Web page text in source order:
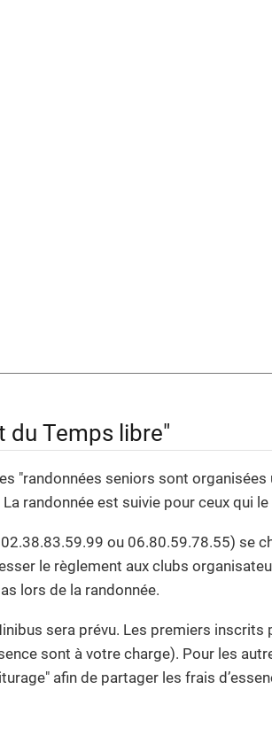
du Temps libre"
"randonnées seniors sont
randonnée est suivie pour ceux qui le
ou 06.80.59.78.55) se
le règlement aux clubs
lors de la randonnée.
sera prévu. Les premiers inscrits
sont à votre charge). Pour les
afin de partager les frais